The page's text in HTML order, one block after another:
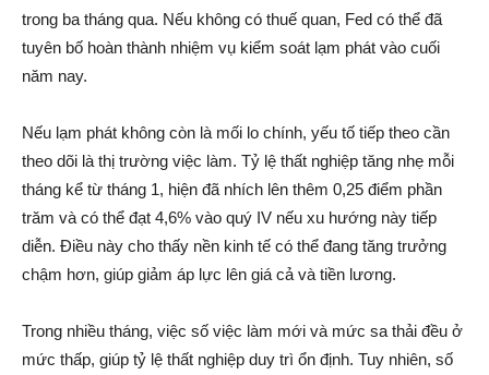
trong ba tháng qua. Nếu không có thuế quan, Fed có thể đã
tuyên bố hoàn thành nhiệm vụ kiểm soát lạm phát vào cuối
năm nay.
Nếu lạm phát không còn là mối lo chính, yếu tố tiếp theo cần
theo dõi là thị trường việc làm. Tỷ lệ thất nghiệp tăng nhẹ mỗi
tháng kể từ tháng 1, hiện đã nhích lên thêm 0,25 điểm phần
trăm và có thể đạt 4,6% vào quý IV nếu xu hướng này tiếp
diễn. Điều này cho thấy nền kinh tế có thể đang tăng trưởng
chậm hơn, giúp giảm áp lực lên giá cả và tiền lương.
Trong nhiều tháng, việc số việc làm mới và mức sa thải đều ở
mức thấp, giúp tỷ lệ thất nghiệp duy trì ổn định. Tuy nhiên, số